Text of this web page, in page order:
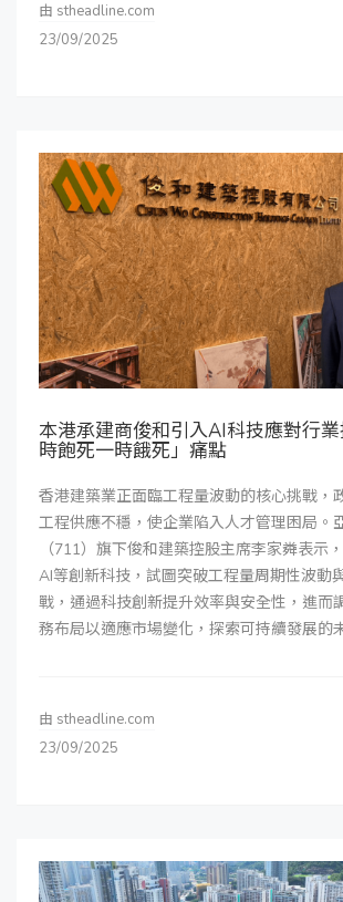
由 stheadline.com
23/09/2025
本港承建商俊和引入AI科技應對行
時飽死一時餓死」痛點
香港建築業正面臨工程量波動的核心挑戰，
工程供應不穩，使企業陷入人才管理困局。
（711）旗下俊和建築控股主席李家粦表示
AI等創新科技，試圖突破工程量周期性波動
戰，通過科技創新提升效率與安全性，進而
務布局以適應市場變化，探索可持續發展的
由 stheadline.com
23/09/2025